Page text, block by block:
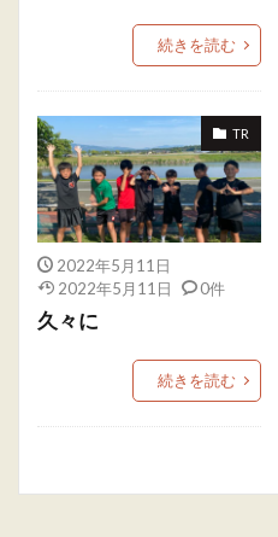
続きを読む
TR
2022年5月11日
2022年5月11日
0件
久々に
続きを読む